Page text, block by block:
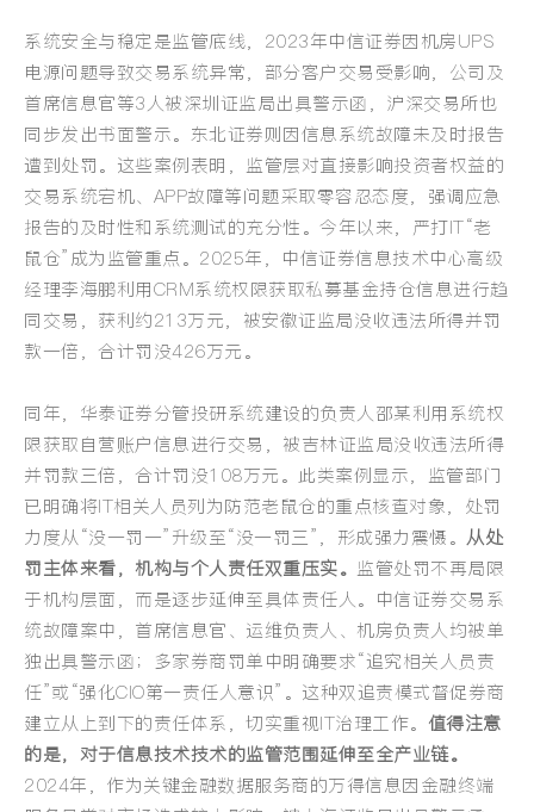
系统安全与稳定是监管底线，2023年中信证券因机房UPS
电源问题导致交易系统异常，部分客户交易受影响，公司及
首席信息官等3人被深圳证监局出具警示函，沪深交易所也
同步发出书面警示。东北证券则因信息系统故障未及时报告
遭到处罚。这些案例表明，监管层对直接影响投资者权益的
交易系统宕机、APP故障等问题采取零容忍态度，强调应急
报告的及时性和系统测试的充分性。今年以来，严打IT“老
鼠仓”成为监管重点。2025年，中信证券信息技术中心高级
经理李海鹏利用CRM系统权限获取私募基金持仓信息进行趋
同交易，获利约213万元，被安徽证监局没收违法所得并罚
款一倍，合计罚没426万元。
同年，华泰证券分管投研系统建设的负责人邵某利用系统权
限获取自营账户信息进行交易，被吉林证监局没收违法所得
并罚款三倍，合计罚没108万元。此类案例显示，监管部门
已明确将IT相关人员列为防范老鼠仓的重点核查对象，处罚
力度从“没一罚一”升级至“没一罚三”，形成强力震慑。 从处
罚主体来看，机构与个人责任双重压实。 监管处罚不再局限
于机构层面，而是逐步延伸至具体责任人。中信证券交易系
统故障案中，首席信息官、运维负责人、机房负责人均被单
独出具警示函；多家券商罚单中明确要求“追究相关人员责
任”或“强化CIO第一责任人意识”。这种双追责模式督促券商
建立从上到下的责任体系，切实重视IT治理工作。 值得注意
的是，对于信息技术技术的监管范围延伸至全产业链。
2024年，作为关键金融数据服务商的万得信息因金融终端